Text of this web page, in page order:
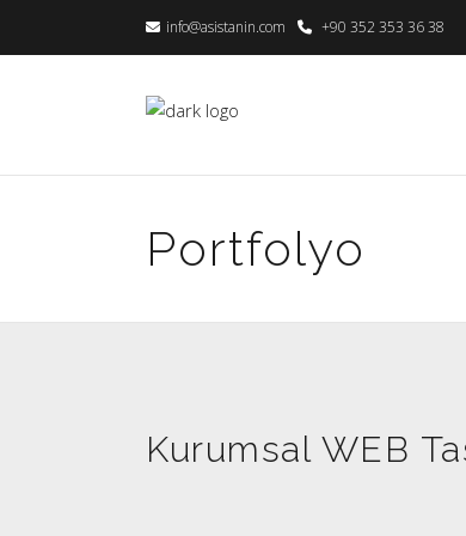
info@asistanin.com +90 352 353 36 38
Portfolyo
Kurumsal WEB